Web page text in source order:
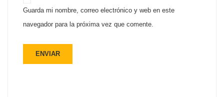
Guarda mi nombre, correo electrónico y web en este
navegador para la próxima vez que comente.